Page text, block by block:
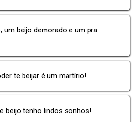
um beijo demorado e um pra
te beijar é um martírio!
beijo tenho lindos sonhos!